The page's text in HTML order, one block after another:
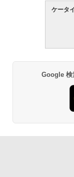
ケータ
Google 検